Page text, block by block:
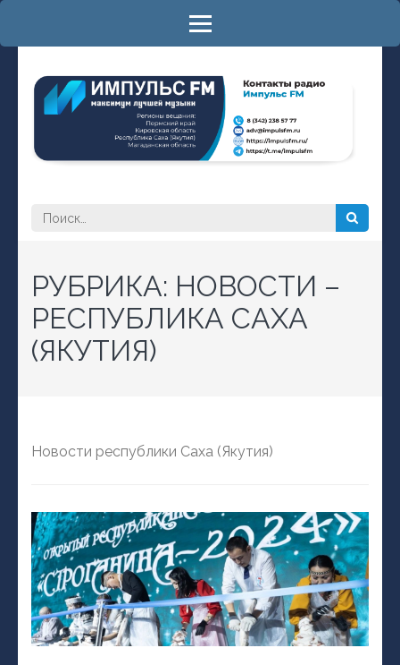
к
(нажмите
Enter)
Найти:
РУБРИКА: НОВОСТИ –
РЕСПУБЛИКА САХА
(ЯКУТИЯ)
Новости республики Саха (Якутия)